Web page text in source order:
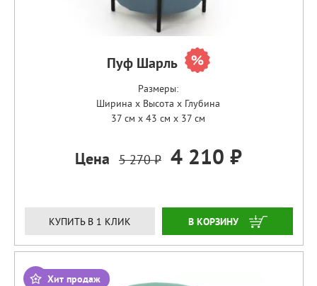
Пуф Шарль
Размеры:
Ширина x Высота x Глубина
37 см x 43 см x 37 см
Цена 5 270 ₽ 4 210 ₽
КУПИТЬ В 1 КЛИК ЗАКАЗАТЬ
Хит продаж